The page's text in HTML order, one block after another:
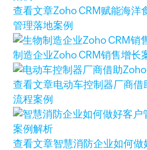
查看文章Zoho CRM赋能海洋
管理落地案例
制造企业Zoho CRM销售增长
查看文章电动车控制器厂商借
流程案例
查看文章智慧消防企业如何